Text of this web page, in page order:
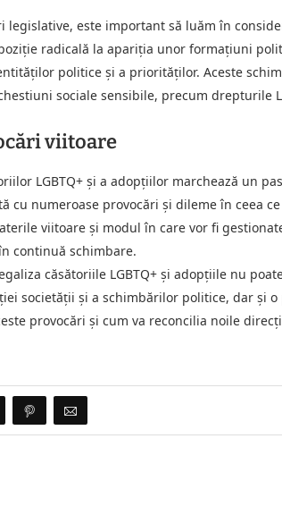
legislative, este important să luăm în
radicală la apariția unor formațiuni
politice și a priorităților. Aceste
sociale sensibile, precum drepturile
viitoare
LGBTQ+ și a adopțiilor marchează un
cu numeroase provocări și dileme în ceea
viitoare și modul în care vor fi
continuă schimbare.
căsătoriile LGBTQ+ și adopțiile nu
societății și a schimbărilor politice, dar și
provocări și cum va reconcilia noile